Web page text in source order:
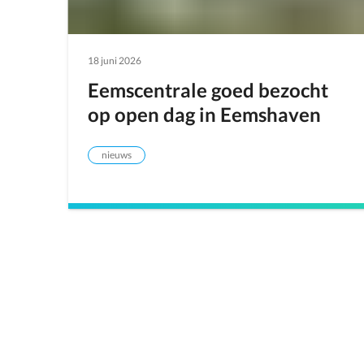
18 juni 2026
Eemscentrale goed bezocht
op open dag in Eemshaven
nieuws